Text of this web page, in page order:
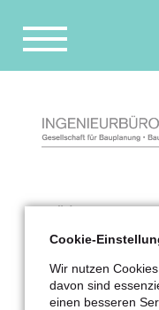
überspringen
IB Röder
Referenzen
Ammonstraße 68
Cookie-
Wir nutzen
davon sind
einen besseren